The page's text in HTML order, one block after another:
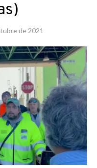
de 2021